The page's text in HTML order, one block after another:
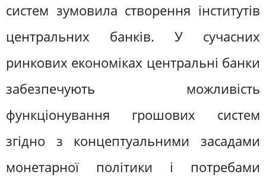
систем зумовила створення інститутів
центральних банків. У сучасних
ринкових економіках центральні банки
забезпечують можливість
функціонування грошових систем
згідно з концептуальними засадами
монетарної політики і потребами